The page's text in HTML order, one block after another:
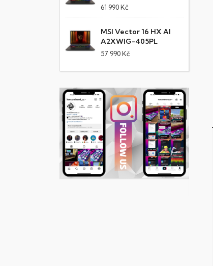
61 990 Kč
MSI Vector 16 HX AI
A2XWIG-405PL
57 990 Kč